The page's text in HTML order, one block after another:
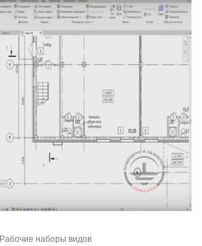
Рабочие наборы видов